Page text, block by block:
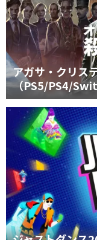
アガサ・クリス
（PS5/PS4/